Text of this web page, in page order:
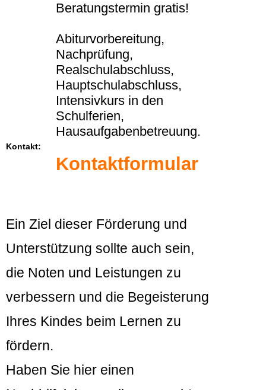
Beratungstermin gratis!
Abiturvorbereitung,
Nachprüfung,
Realschulabschluss,
Hauptschulabschluss,
Intensivkurs in den
Schulferien,
Hausaufgabenbetreuung.
Kontakt:
Kontaktformular
Ein Ziel dieser Förderung und
Unterstützung sollte auch sein,
die Noten und Leistungen zu
verbessern und die Begeisterung
Ihres Kindes beim Lernen zu
fördern.
Haben Sie hier einen